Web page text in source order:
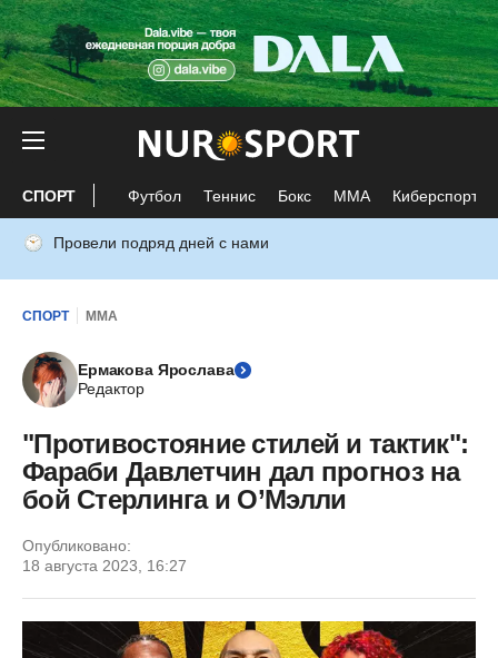
СПОРТ Футбол Теннис Бокс ММА Киберспорт
Провели подряд дней с нами
СПОРТ ММА
Ермакова Ярослава
Редактор
"Противостояние стилей и тактик":
Фараби Давлетчин дал прогноз на
бой Стерлинга и О’Мэлли
Опубликовано:
18 августа 2023, 16:27